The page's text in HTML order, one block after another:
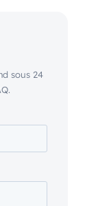
sous 24